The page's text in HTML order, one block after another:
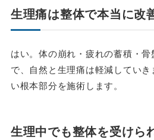
生理痛は整体で本当に改
はい。体の崩れ・疲れの蓄積・
で、自然と生理痛は軽減してい
い根本部分を施術します。
生理中でも整体を受けら